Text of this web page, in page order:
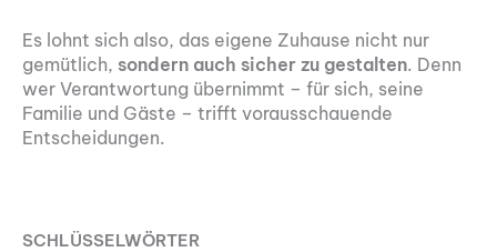
Es lohnt sich also, das eigene Zuhause nicht nur
gemütlich, sondern auch sicher zu gestalten. Denn
wer Verantwortung übernimmt – für sich, seine
Familie und Gäste – trifft vorausschauende
Entscheidungen.
SCHLÜSSELWÖRTER